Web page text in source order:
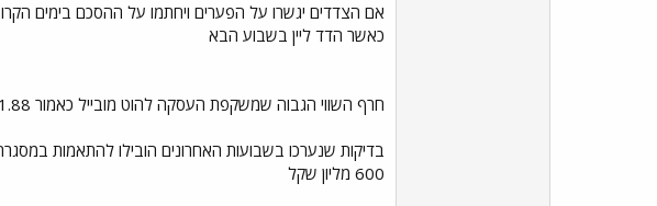
אם הצדדים יגשרו על הפערים ויחתמו על ההסכם בימים
כאשר הדד ליין בשבוע הבא
חרף השווי הגבוה שמשקפת העסקה להוט מובייל כאמור 1.88 מיליארד שקל, בפועל הצדדים יצטרכו להוציא מכיסם סכום נמוך מהתיכנון הראשוני כחצי מיליארד שקל בלבד
600 מליון שקל